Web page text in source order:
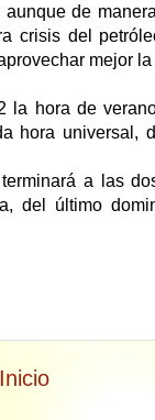
de
crisis del
mejor
la hora de
hora universal,
a las
del último
Inicio